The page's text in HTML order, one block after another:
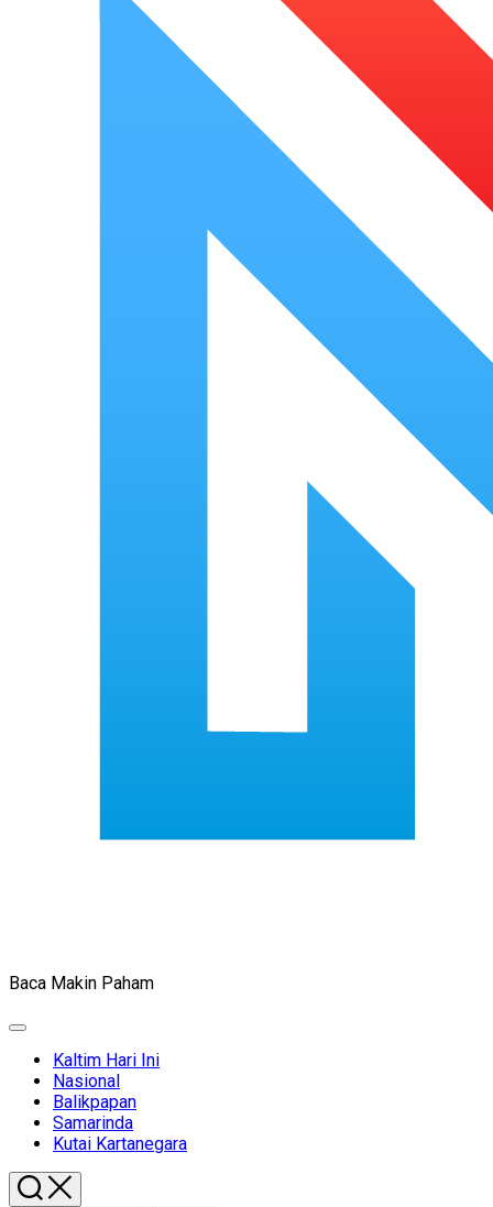
Baca Makin Paham
Expand
Kaltim Hari Ini
Nasional
Balikpapan
Samarinda
Kutai Kartanegara